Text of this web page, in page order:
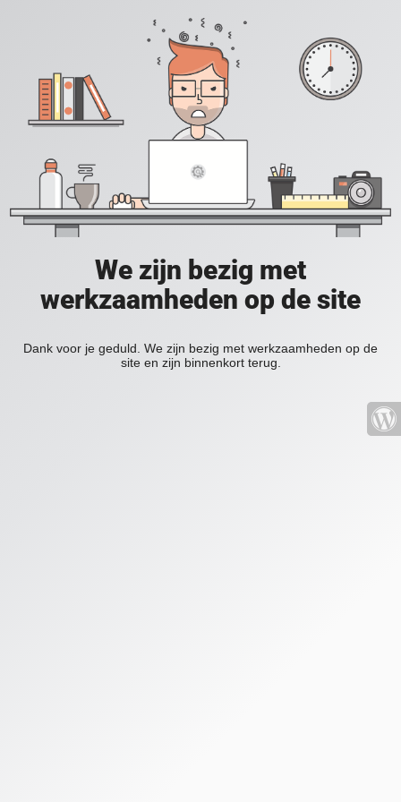
We zijn bezig met
werkzaamheden op de site
Dank voor je geduld. We zijn bezig met werkzaamheden op de
site en zijn binnenkort terug.